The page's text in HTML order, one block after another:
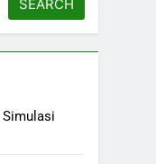
SEARCH
Simulasi